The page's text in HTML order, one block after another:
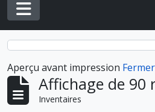
Toggle navigation
Aperçu avant impression Fermer
Affichage de 90
Inventaires